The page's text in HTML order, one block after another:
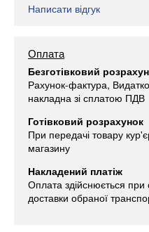
Написати відгук
Оплата
Безготівковий
Рахунок-фактура,
накладна зі сплатою ПДВ
Готівковий розрахунок
При передачі товару
магазину
Накладений платіж
Оплата здійснюється при
доставки обраної